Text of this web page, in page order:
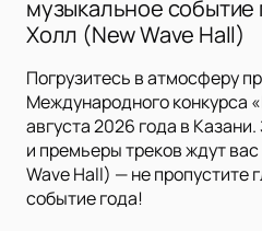
музыкальное событие
Холл (New Wave Hall)
Погрузитесь в атмосферу
Международного конкурса
августа 2026 года в
и премьеры треков ждут
Wave Hall) — не пропустите
событие года!